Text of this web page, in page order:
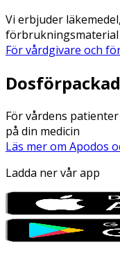
Vi erbjuder
För vårdgivare och
För vårdens
på din medicin
Läs mer om Apodos
Ladda ner vår app